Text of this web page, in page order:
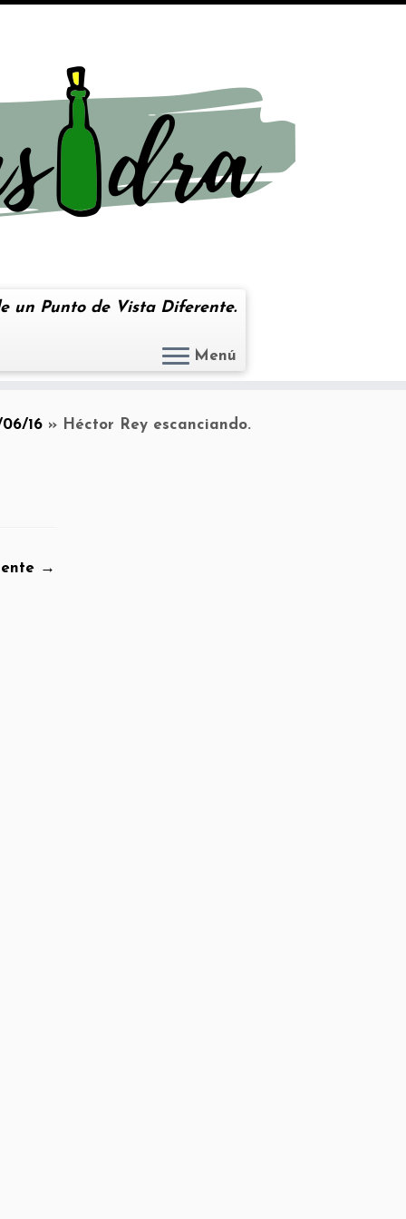
un Punto de Vista Diferente.
Menú
16 » Héctor Rey escanciando.
→